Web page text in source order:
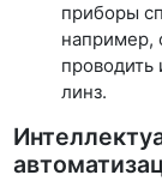
приборы
например,
проводить
линз.